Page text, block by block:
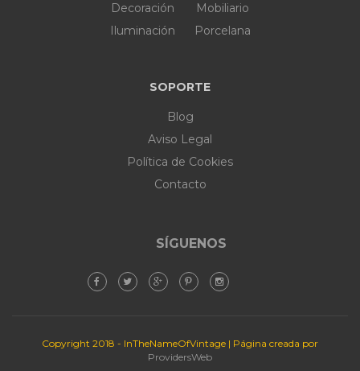
Decoración
Iluminación
Mobiliario
Porcelana
SOPORTE
Blog
Aviso Legal
Política de Cookies
Contacto
SÍGUENOS
Copyright 2018 - InTheNameOfVintage | Página creada por
ProvidersWeb